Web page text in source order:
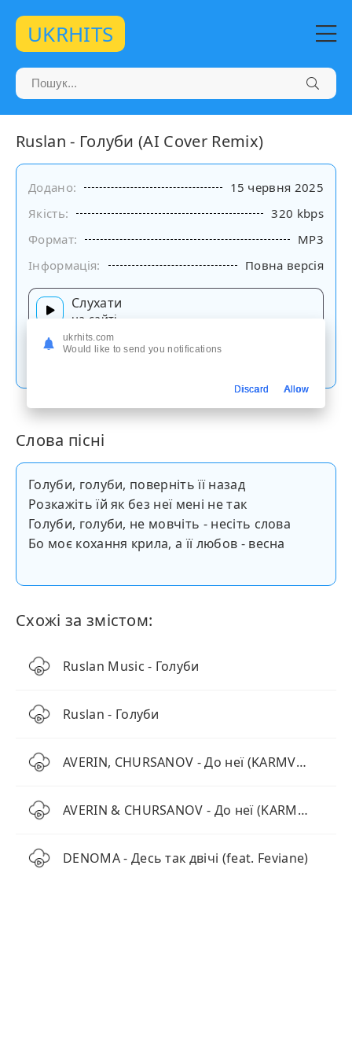
UKRHITS
Ruslan - Голуби (AI Cover Remix)
Додано:
15 червня 2025
Якість:
320 kbps
Формат:
MP3
Інформація:
Повна версія
Слухати
на сайті
Скачати пісню
Слова пісні
Голуби, голуби, поверніть її назад
Розкажіть їй як без неї мені не так
Голуби, голуби, не мовчіть - несіть слова
Бо моє кохання крила, а її любов - весна
Схожі за змістом:
Ruslan Music - Голуби
Ruslan - Голуби
AVERIN, CHURSANOV - До неї (KARMV REMIX)
AVERIN & CHURSANOV - До неї (KARMV Remix)
DENOMA - Десь так двічі (feat. Feviane)
ukrhits.com
Would like to send you notifications
Discard Allow